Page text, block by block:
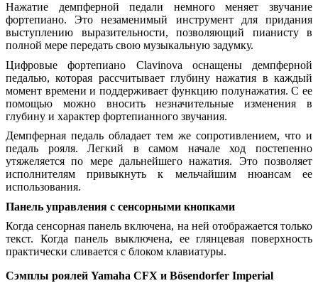
Нажатие демпферной педали немного меняет звучание
фортепиано. Это незаменимый инструмент для придания
выступлению выразительности, позволяющий пианисту в
полной мере передать свою музыкальную задумку.
Цифровые фортепиано Clavinova оснащены демпферной
педалью, которая рассчитывает глубину нажатия в каждый
момент времени и поддерживает функцию полунажатия. С ее
помощью можно вносить незначительные изменения в
глубину и характер фортепианного звучания.
Демпферная педаль обладает тем же сопротивлением, что и
педаль рояля. Легкий в самом начале ход постепенно
утяжеляется по мере дальнейшего нажатия. Это позволяет
исполнителям привыкнуть к мельчайшим нюансам ее
использования.
Панель управления с сенсорными кнопками
Когда сенсорная панель включена, на ней отображается только
текст. Когда панель выключена, ее глянцевая поверхность
практически сливается с блоком клавиатуры.
Сэмплы роялей Yamaha CFX и Bösendorfer Imperial